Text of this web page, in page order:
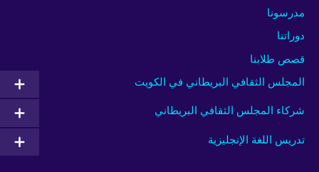
مدرسونا
دوراتنا
قصص طلابنا
المجلس الثقافي البريطاني في الكويت
شركاء المجلس الثقافي البريطاني
تدريس اللغة الإنجليزية